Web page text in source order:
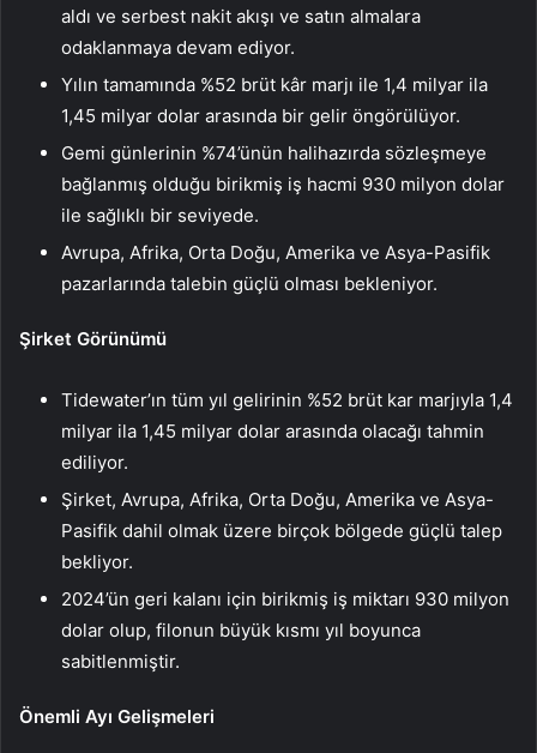
aldı ve serbest nakit akışı ve satın almalara
odaklanmaya devam ediyor.
Yılın tamamında %52 brüt kâr marjı ile 1,4 milyar ila
1,45 milyar dolar arasında bir gelir öngörülüyor.
Gemi günlerinin %74’ünün halihazırda sözleşmeye
bağlanmış olduğu birikmiş iş hacmi 930 milyon dolar
ile sağlıklı bir seviyede.
Avrupa, Afrika, Orta Doğu, Amerika ve Asya-Pasifik
pazarlarında talebin güçlü olması bekleniyor.
Şirket Görünümü
Tidewater’ın tüm yıl gelirinin %52 brüt kar marjıyla 1,4
milyar ila 1,45 milyar dolar arasında olacağı tahmin
ediliyor.
Şirket, Avrupa, Afrika, Orta Doğu, Amerika ve Asya-
Pasifik dahil olmak üzere birçok bölgede güçlü talep
bekliyor.
2024’ün geri kalanı için birikmiş iş miktarı 930 milyon
dolar olup, filonun büyük kısmı yıl boyunca
sabitlenmiştir.
Önemli Ayı Gelişmeleri